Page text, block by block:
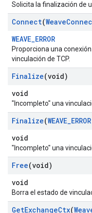
Solicita la finalización de
Connect(Weave
WEAVE_ERROR
Proporciona una
vinculación de TCP.
Finalize(void)
void
"Incompleto" una
Finalize(WEAVE_ERROR
void
"Incompleto" una
Free(void)
void
Borra el estado de
GetExchangeCtx(